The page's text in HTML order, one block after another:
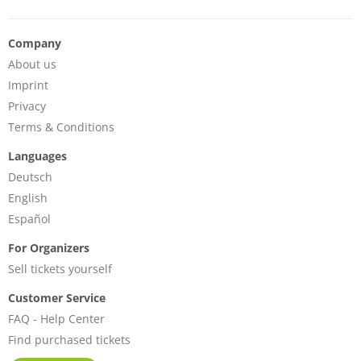
Company
About us
Imprint
Privacy
Terms & Conditions
Languages
Deutsch
English
Español
For Organizers
Sell tickets yourself
Customer Service
FAQ - Help Center
Find purchased tickets